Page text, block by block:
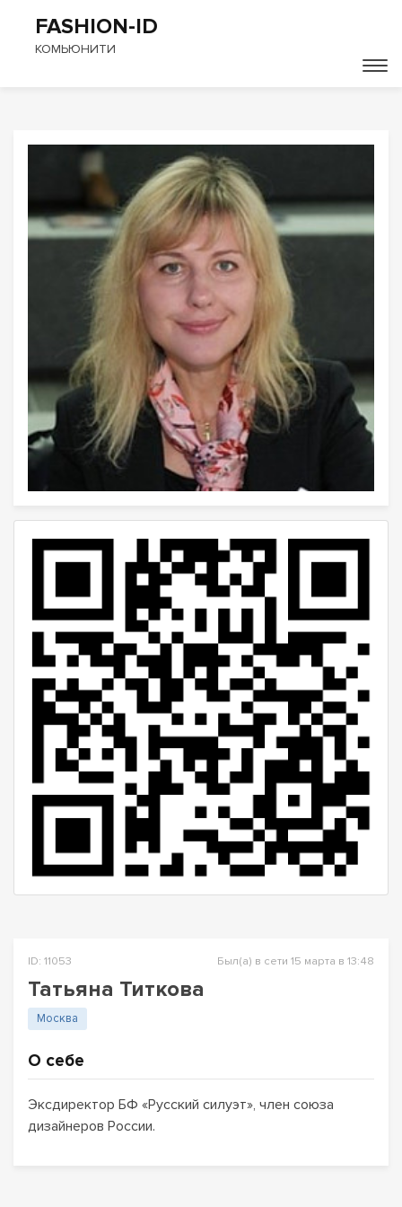
FASHION-ID
КОМЬЮНИТИ
ID: 11053 Был(а) в сети 15 марта в 13:48
Татьяна Титкова
Москва
О себе
Эксдиректор БФ «Русский силуэт», член союза
дизайнеров России.